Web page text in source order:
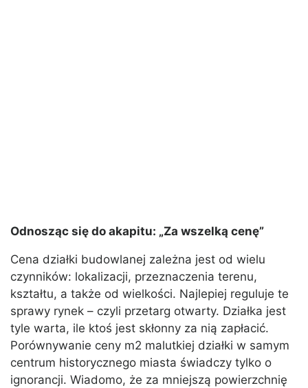
Odnosząc się do akapitu: „Za wszelką cenę”
Cena działki budowlanej zależna jest od wielu
czynników: lokalizacji, przeznaczenia terenu,
kształtu, a także od wielkości. Najlepiej reguluje te
sprawy rynek – czyli przetarg otwarty. Działka jest
tyle warta, ile ktoś jest skłonny za nią zapłacić.
Porównywanie ceny m2 malutkiej działki w samym
centrum historycznego miasta świadczy tylko o
ignorancji. Wiadomo, że za mniejszą powierzchnię